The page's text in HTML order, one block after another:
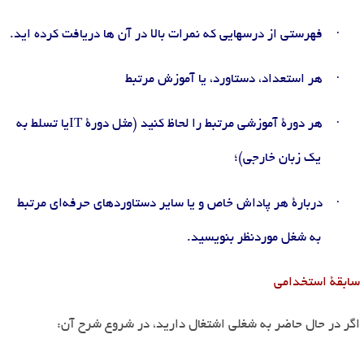
· فهرستی از درسهایی که نمرات بالا در آن ها دریافت کرده اید.
· هر استعداد، دستاورد، یا آموزش مرتبط
· هر دورۀ آموزشی مرتبط را لحاظ کنید (مثل دورۀITیا تسلط به
یک زبان خارجی)؛
· دربارۀ هر پاداش خاص و یا سایر دستاوردهای حرفهای مرتبط
به شغل موردنظر بنویسید.
سابقۀ استخدامی
اگر در حال حاضر به شغلی اشتغال دارید، در شروع شرح آن: